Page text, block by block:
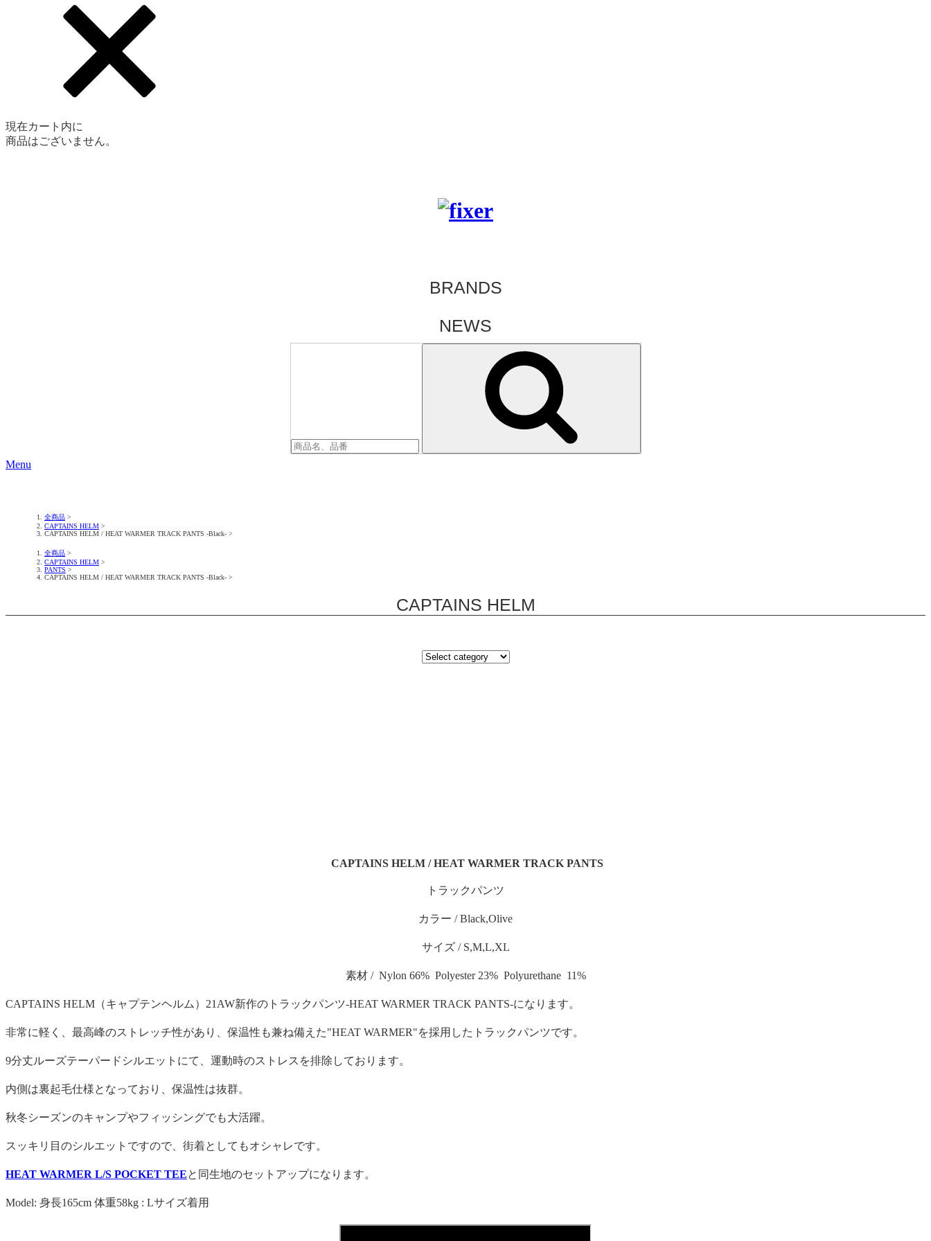
現在カート内に
商品はございません。
BRANDS
NEWS
Menu
全商品
CAPTAINS HELM
CAPTAINS HELM / HEAT WARMER TRACK PANTS -Black-
全商品
CAPTAINS HELM
PANTS
CAPTAINS HELM / HEAT WARMER TRACK PANTS -Black-
CAPTAINS HELM
CAPTAINS HELM / HEAT WARMER TRACK PANTS
トラックパンツ
カラー / Black,Olive
サイズ / S,M,L,XL
素材 / Nylon 66% Polyester 23% Polyurethane 11%
CAPTAINS HELM（キャプテンヘルム）21AW新作のトラックパンツ-HEAT WARMER TRACK PANTS-になります。
非常に軽く、最高峰のストレッチ性があり、保温性も兼ね備えた"HEAT WARMER"を採用したトラックパンツです。
9分丈ルーズテーパードシルエットにて、運動時のストレスを排除しております。
内側は裏起毛仕様となっており、保温性は抜群。
秋冬シーズンのキャンプやフィッシングでも大活躍。
スッキリ目のシルエットですので、街着としてもオシャレです。
HEAT WARMER L/S POCKET TEEと同生地のセットアップになります。
Model: 身長165cm 体重58kg : Lサイズ着用